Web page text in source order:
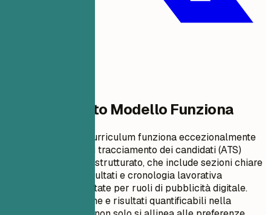
Perché Questo Modello Funziona
Questo formato di curriculum funziona eccezionalmente
bene con i sistemi di tracciamento dei candidati (ATS)
grazie al suo layout strutturato, che include sezioni chiare
per competenze, risultati e cronologia lavorativa
specificamente adattate per ruoli di pubblicità digitale.
L'uso di verbi d'azione e risultati quantificabili nella